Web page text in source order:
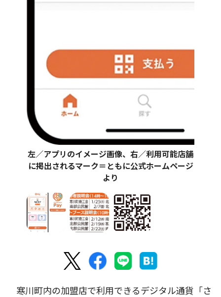
左／アプリのイメージ画像、右／利用可能店舗
に掲出されるマーク＝ともに公式ホームページ
より
寒川町内の加盟店で利用できるデジタル通貨「さ